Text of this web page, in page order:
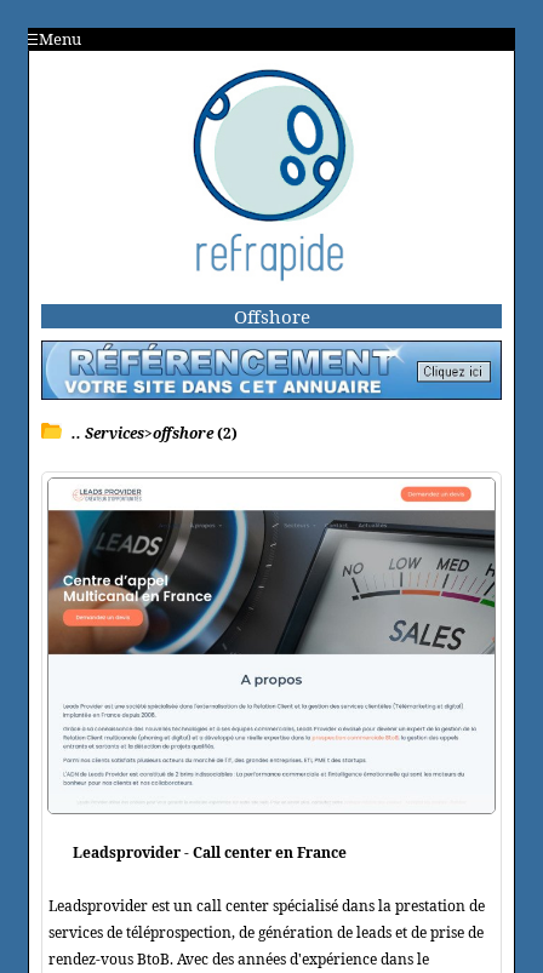
Menu
Offshore
.. Services>offshore(2)
Leadsprovider - Call center en France
Leadsprovider est un call center spécialisé dans la prestation de
services de téléprospection, de génération de leads et de prise de
rendez-vous BtoB. Avec des années d'expérience dans le